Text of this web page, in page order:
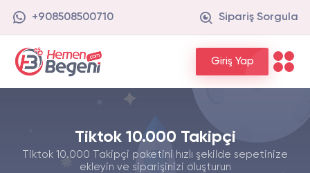
+908508500710 Sipariş Sorgula
Giriş Yap
Tiktok 10.000 Takipçi
Tiktok 10.000 Takipçi paketini hızlı şekilde sepetinize
ekleyin ve siparişinizi oluşturun